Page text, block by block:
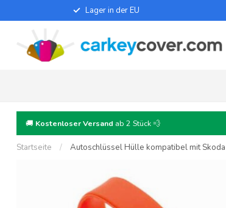
Lager in der EU
🚚 Kostenloser Versand ab 2 Stück 💨
Startseite / Autoschlüssel Hülle kompatibel mit